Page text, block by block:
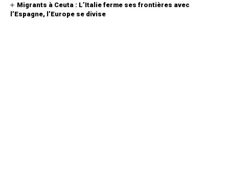
Migrants à Ceuta : L’Italie ferme ses frontières avec
l’Espagne, l’Europe se divise